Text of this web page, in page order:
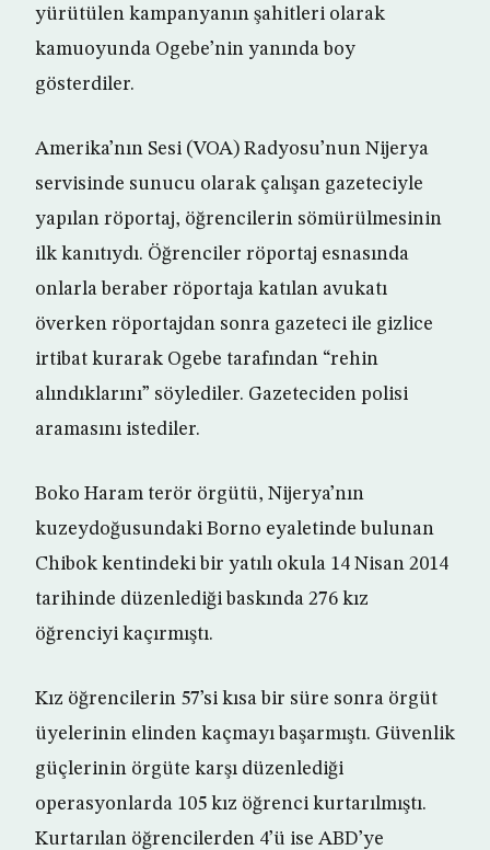
yürütülen kampanyanın şahitleri olarak
kamuoyunda Ogebe’nin yanında boy
gösterdiler.
Amerika’nın Sesi (VOA) Radyosu’nun Nijerya
servisinde sunucu olarak çalışan gazeteciyle
yapılan röportaj, öğrencilerin sömürülmesinin
ilk kanıtıydı. Öğrenciler röportaj esnasında
onlarla beraber röportaja katılan avukatı
överken röportajdan sonra gazeteci ile gizlice
irtibat kurarak Ogebe tarafından “rehin
alındıklarını” söylediler. Gazeteciden polisi
aramasını istediler.
Boko Haram terör örgütü, Nijerya’nın
kuzeydoğusundaki Borno eyaletinde bulunan
Chibok kentindeki bir yatılı okula 14 Nisan 2014
tarihinde düzenlediği baskında 276 kız
öğrenciyi kaçırmıştı.
Kız öğrencilerin 57’si kısa bir süre sonra örgüt
üyelerinin elinden kaçmayı başarmıştı. Güvenlik
güçlerinin örgüte karşı düzenlediği
operasyonlarda 105 kız öğrenci kurtarılmıştı.
Kurtarılan öğrencilerden 4’ü ise ABD’ye